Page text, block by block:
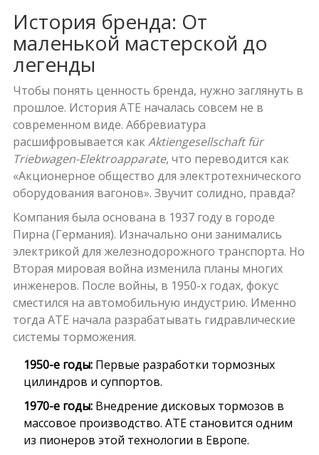
История бренда: От
маленькой мастерской до
легенды
Чтобы понять ценность бренда, нужно заглянуть в
прошлое. История ATE началась совсем не в
современном виде. Аббревиатура
расшифровывается как Aktiengesellschaft für
Triebwagen-Elektroapparate, что переводится как
«Акционерное общество для электротехнического
оборудования вагонов». Звучит солидно, правда?
Компания была основана в 1937 году в городе
Пирна (Германия). Изначально они занимались
электрикой для железнодорожного транспорта. Но
Вторая мировая война изменила планы многих
инженеров. После войны, в 1950-х годах, фокус
сместился на автомобильную индустрию. Именно
тогда ATE начала разрабатывать гидравлические
системы торможения.
1950-е годы:Первые разработки тормозных
цилиндров и суппортов.
1970-е годы:Внедрение дисковых тормозов в
массовое производство. ATE становится одним
из пионеров этой технологии в Европе.